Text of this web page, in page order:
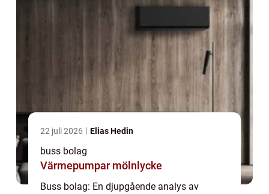
22 juli 2026 Elias Hedin
buss bolag
Värmepumpar mölnlycke
Buss bolag: En djupgående analys av